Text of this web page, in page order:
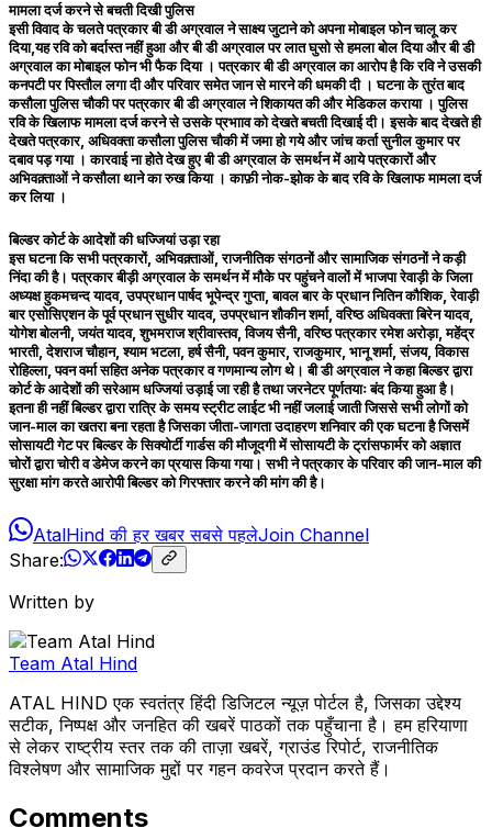
मामला दर्ज करने से बचती दिखी पुलिस
इसी विवाद के चलते पत्रकार बी डी अग्रवाल ने साक्ष्य जुटाने को अपना मोबाइल फोन चालू कर
दिया,यह रवि को बर्दास्त नहीं हुआ और बी डी अग्रवाल पर लात घुसो से हमला बोल दिया और बी डी
अग्रवाल का मोबाइल फोन भी फैक दिया । पत्रकार बी डी अग्रवाल का आरोप है कि रवि ने उसकी
कनपटी पर पिस्तौल लगा दी और परिवार समेत जान से मारने की धमकी दी । घटना के तुरंत बाद
कसौला पुलिस चौकी पर पत्रकार बी डी अग्रवाल ने शिकायत की और मेडिकल कराया । पुलिस
रवि के खिलाफ मामला दर्ज करने से उसके प्रभााव को देखते बचती दिखाई दी। इसके बाद देखते ही
देखते पत्रकार, अधिवक्ता कसौला पुलिस चौकी में जमा हो गये और जांच कर्ता सुनील कुमार पर
दबाव पड़ गया । कारवाई ना होते देख हुए बी डी अग्रवाल के समर्थन में आये पत्रकारों और
अभिवक़्ताओं ने कसौला थाने का रुख किया । काफ़ी नोक-झोक के बाद रवि के खिलाफ मामला दर्ज
कर लिया ।
बिल्डर कोर्ट के आदेशों की धज्जियां उड़ा रहा
इस घटना कि सभी पत्रकारों, अभिवक़्ताओं, राजनीतिक संगठनों और सामाजिक संगठनों ने कड़ी
निंदा की है। पत्रकार बीड़ी अग्रवाल के समर्थन में मौके पर पहुंचने वालों में भाजपा रेवाड़ी के जिला
अध्यक्ष हुकमचन्द यादव, उपप्रधान पार्षद भूपेन्द्र गुप्ता, बावल बार के प्रधान नितिन कौशिक, रेवाड़ी
बार एसोसिएशन के पूर्व प्रधान सुधीर यादव, उपप्रधान शौकीन शर्मा, वरिष्ठ अधिवक्ता बिरेन यादव,
योगेश बोलनी, जयंत यादव, शुभमराज श्रीवास्तव, विजय सैनी, वरिष्ठ पत्रकार रमेश अरोड़ा, महेंद्र
भारती, देशराज चौहान, श्याम भटला, हर्ष सैनी, पवन कुमार, राजकुमार, भानू शर्मा, संजय, विकास
रोहिल्ला, पवन वर्मा सहित अनेक पत्रकार व गणमान्य लोग थे। बी डी अग्रवाल ने कहा बिल्डर द्वारा
कोर्ट के आदेशों की सरेआम धज्जियां उड़ाई जा रही है तथा जरनेटर पूर्णतयाः बंद किया हुआ है।
इतना ही नहीं बिल्डर द्वारा रात्रि के समय स्ट्रीट लाईट भी नहीं जलाई जाती जिससे सभी लोगों को
जान-माल का खतरा बना रहता है जिसका जीता-जागता उदाहरण शनिवार की एक घटना है जिसमें
सोसायटी गेट पर बिल्डर के सिक्योर्टी गार्डस की मौजूदगी में सोसायटी के ट्रांसफार्मर को अज्ञात
चोरों द्वारा चोरी व डेमेज करने का प्रयास किया गया। सभी ने पत्रकार के परिवार की जान-माल की
सुरक्षा मांग करते आरोपी बिल्डर को गिरफ्तार करने की मांग की है।
AtalHind की हर खबर सबसे पहलेJoin Channel
Share:
Written by
Team Atal Hind
ATAL HIND एक स्वतंत्र हिंदी डिजिटल न्यूज़ पोर्टल है, जिसका उद्देश्य
सटीक, निष्पक्ष और जनहित की खबरें पाठकों तक पहुँचाना है। हम हरियाणा
से लेकर राष्ट्रीय स्तर तक की ताज़ा खबरें, ग्राउंड रिपोर्ट, राजनीतिक
विश्लेषण और सामाजिक मुद्दों पर गहन कवरेज प्रदान करते हैं।
Comments